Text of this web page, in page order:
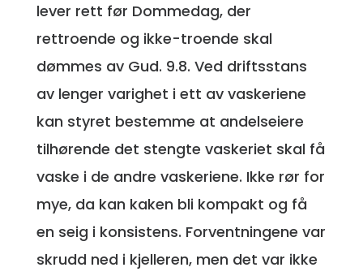
lever rett før Dommedag, der
rettroende og ikke-troende skal
dømmes av Gud. 9.8. Ved driftsstans
av lenger varighet i ett av vaskeriene
kan styret bestemme at andelseiere
tilhørende det stengte vaskeriet skal få
vaske i de andre vaskeriene. Ikke rør for
mye, da kan kaken bli kompakt og få
en seig i konsistens. Forventningene var
skrudd ned i kjelleren, men det var ikke